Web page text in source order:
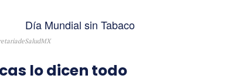
lo dicen todo